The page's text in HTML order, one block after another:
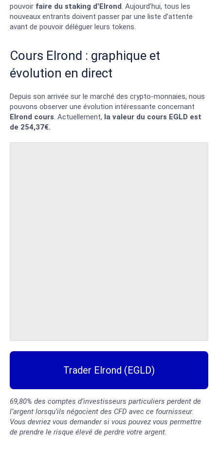
pouvoir faire du staking d’Elrond. Aujourd’hui, tous les
nouveaux entrants doivent passer par une liste d’attente
avant de pouvoir déléguer leurs tokens.
Cours Elrond : graphique et
évolution en direct
Depuis son arrivée sur le marché des crypto-monnaies, nous
pouvons observer une évolution intéressante concernant
Elrond cours. Actuellement, la valeur du cours EGLD est
de 254,37€.
Trader Elrond (EGLD)
69,80% des comptes d’investisseurs particuliers perdent de
l’argent lorsqu’ils négocient des CFD avec ce fournisseur.
Vous devriez vous demander si vous pouvez vous permettre
de prendre le risque élevé de perdre votre argent.